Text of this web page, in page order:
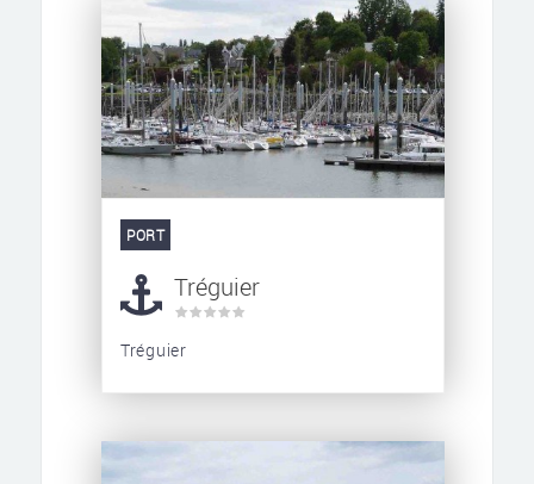
PORT
Tréguier
Tréguier